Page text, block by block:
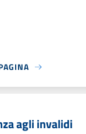
agli invalidi